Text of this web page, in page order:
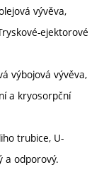
vývěva,
ejektorové
výbojová vývěva,
a kryosorpční
trubice, U-
a odporový.